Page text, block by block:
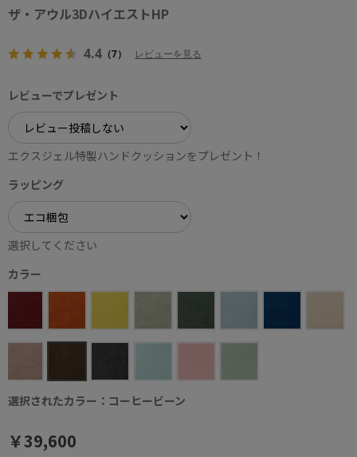
ザ・アウル3DハイエストHP
4.4 （7） レビューを見る
￥39,600
レビューでプレゼント
エクスジェル特製ハンドクッションをプレゼント！
ラッピング
選択してください
カラー
選択されたカラー：コーヒービーン